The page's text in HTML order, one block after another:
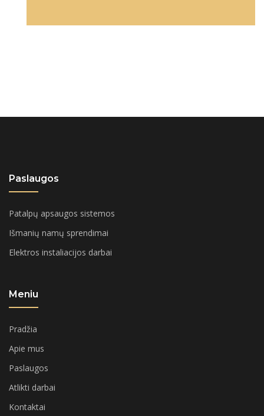
Paslaugos
Patalpų apsaugos sistemos
Išmanių namų sprendimai
Elektros instaliacijos darbai
Meniu
Pradžia
Apie mus
Paslaugos
Atlikti darbai
Kontaktai